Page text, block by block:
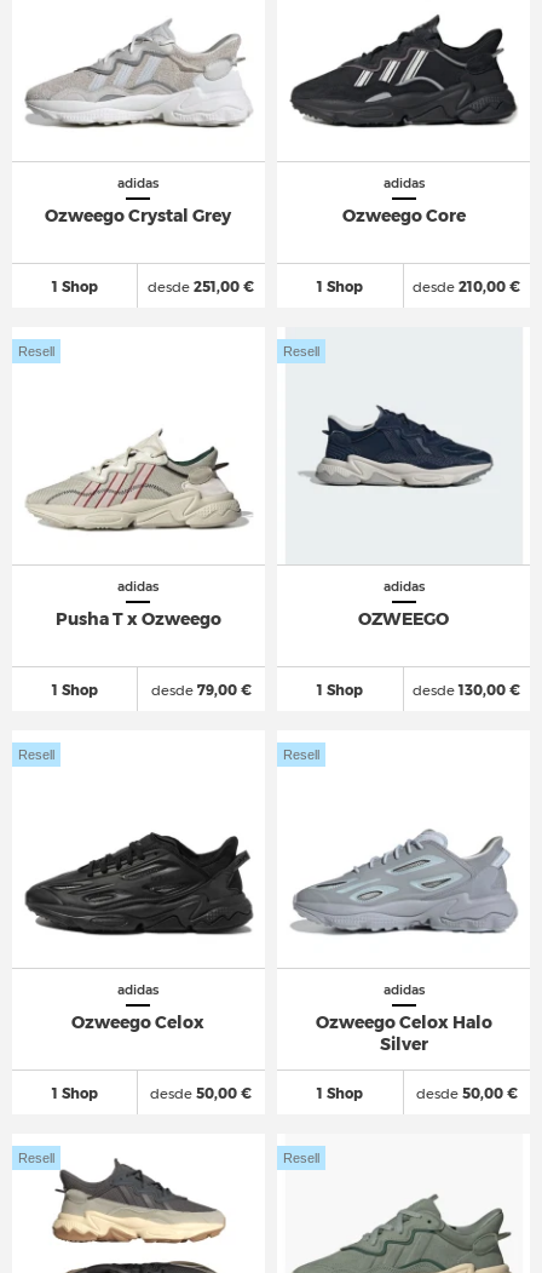
adidas
Ozweego Crystal Grey
1 Shop desde 251,00 €
adidas
Ozweego Core
1 Shop desde 210,00 €
adidas
Pusha T x Ozweego
1 Shop
Resell
desde79,00 €
adidas
OZWEEGO
1 Shop
Resell
desde130,00 €
adidas
Ozweego Celox
1 Shop
Resell
desde 50,00 €
adidas
Ozweego Celox Halo
Silver
1 Shop
Resell
desde50,00 €
Resell Resell